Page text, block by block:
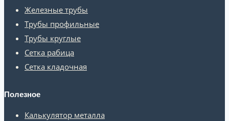
Железные трубы
Трубы профильные
Трубы круглые
Сетка рабица
Сетка кладочная
Полезное
Калькулятор металла